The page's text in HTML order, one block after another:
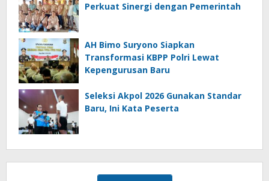
Perkuat Sinergi dengan Pemerintah
AH Bimo Suryono Siapkan
Transformasi KBPP Polri Lewat
Kepengurusan Baru
Seleksi Akpol 2026 Gunakan Standar
Baru, Ini Kata Peserta